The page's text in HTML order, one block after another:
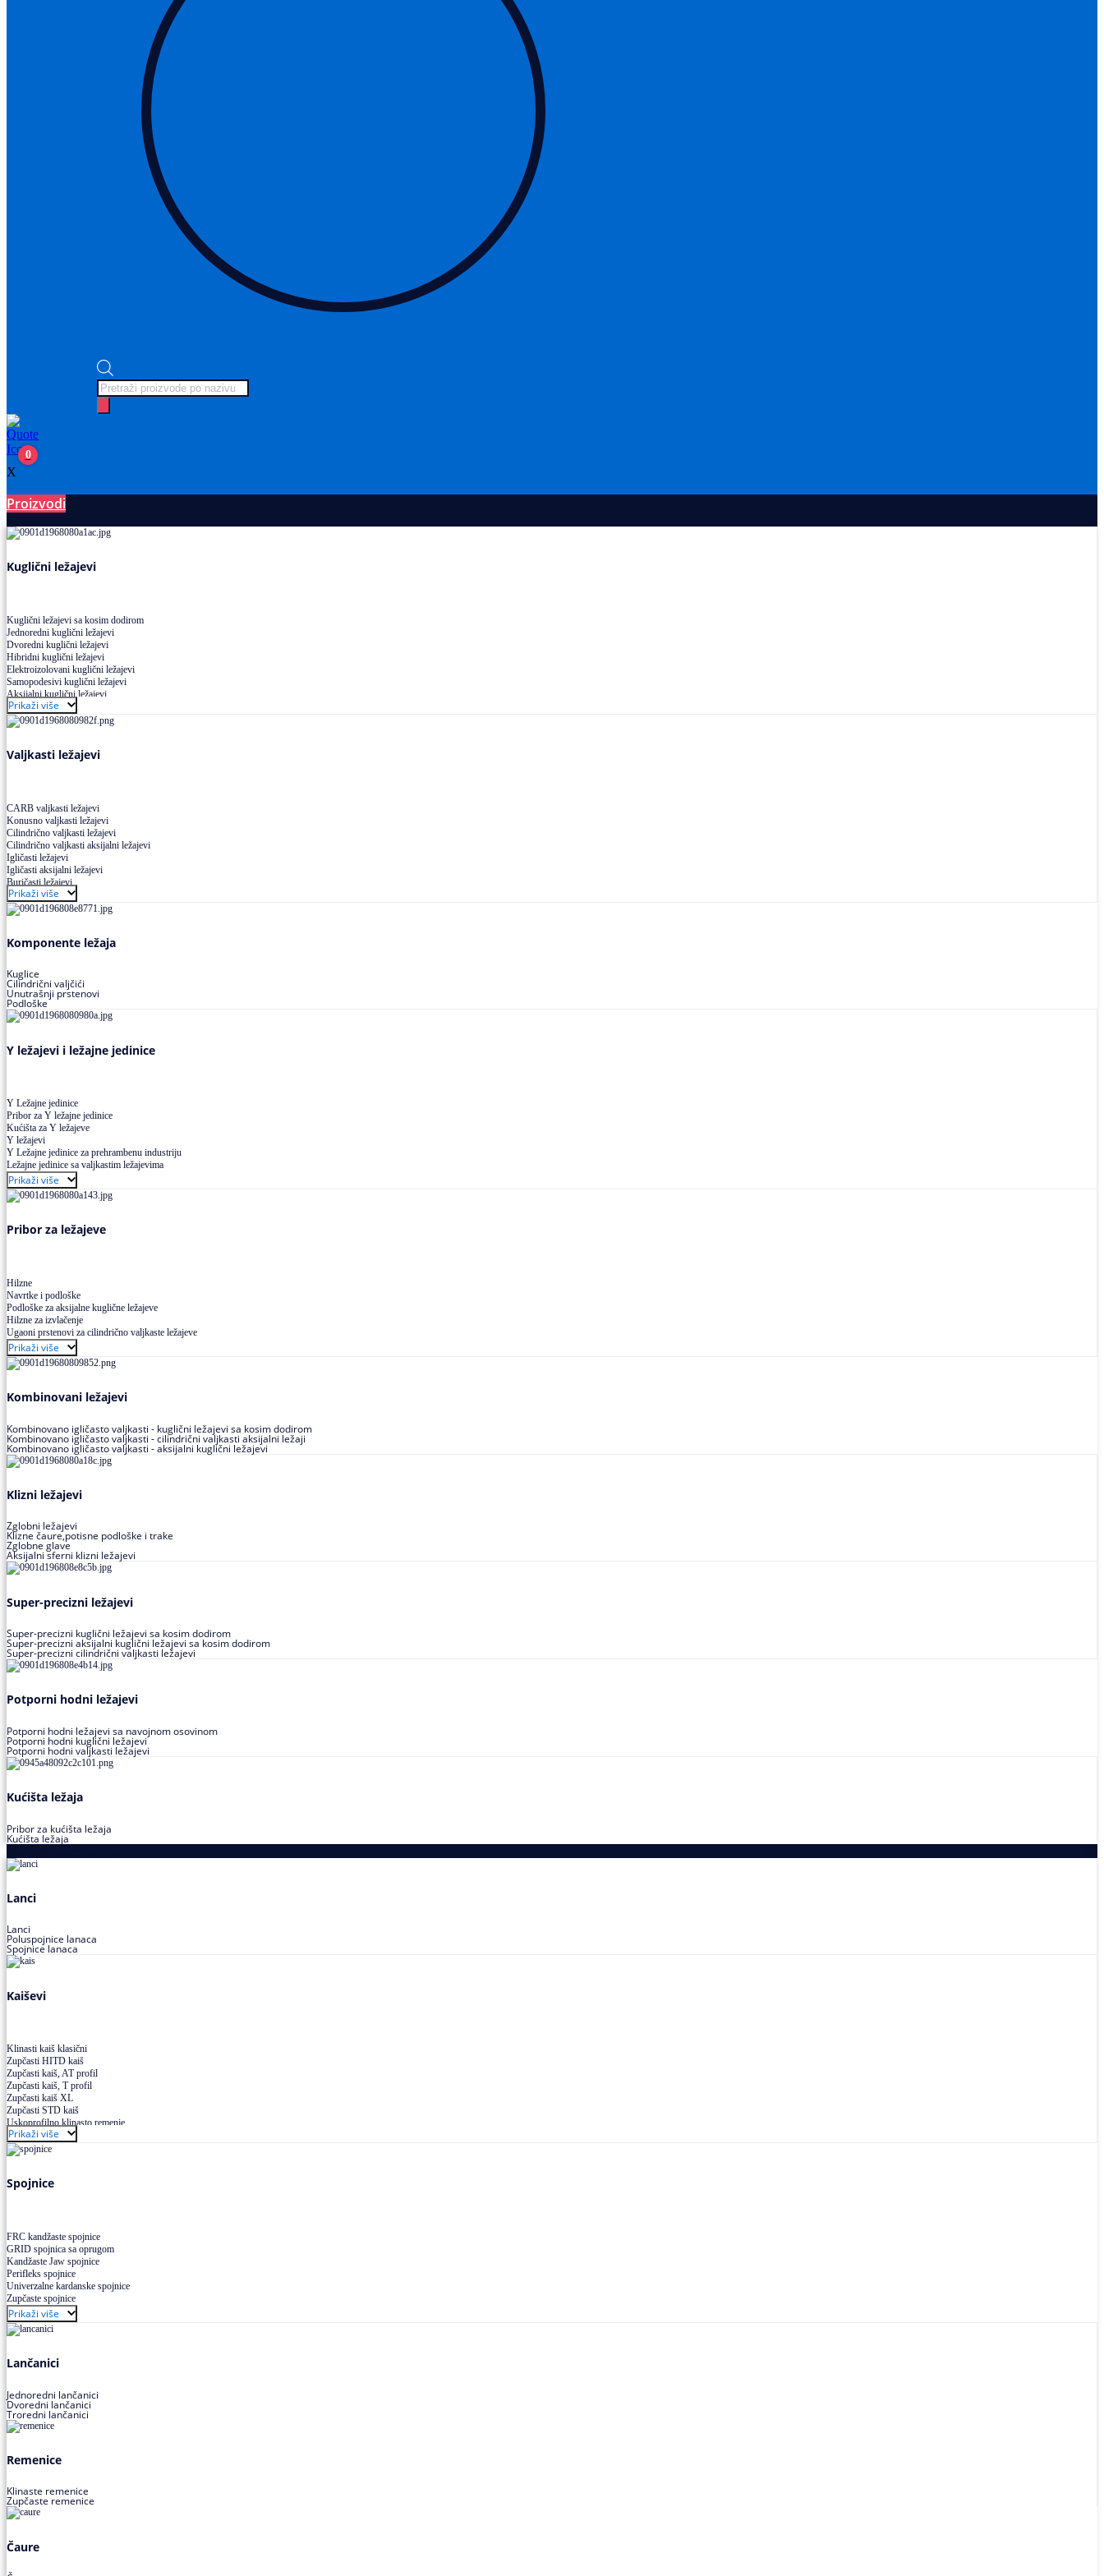
Products
search
0
X
Proizvodi
Kuglični ležajevi
Kuglični ležajevi sa kosim dodirom
Jednoredni kuglični ležajevi
Dvoredni kuglični ležajevi
Hibridni kuglični ležajevi
Elektroizolovani kuglični ležajevi
Samopodesivi kuglični ležajevi
Aksijalni kuglični ležajevi
Kuglični ležajevi od nerđajućeg čelika
Prikaži više
Valjkasti ležajevi
CARB valjkasti ležajevi
Konusno valjkasti ležajevi
Cilindrično valjkasti ležajevi
Cilindrično valjkasti aksijalni ležajevi
Igličasti ležajevi
Igličasti aksijalni ležajevi
Buričasti ležajevi
Buričasti zaptiveni ležajevi
Buričasti aksijalni ležajevi
Prikaži više
Komponente ležaja
Kuglice
Cilindrični valjčići
Unutrašnji prstenovi
Podloške
Y ležajevi i ležajne jedinice
Y Ležajne jedinice
Pribor za Y ležajne jedinice
Kućišta za Y ležajeve
Y ležajevi
Y Ležajne jedinice za prehrambenu industriju
Ležajne jedinice sa valjkastim ležajevima
Prikaži više
Pribor za ležajeve
Hilzne
Navrtke i podloške
Podloške za aksijalne kuglične ležajeve
Hilzne za izvlačenje
Ugaoni prstenovi za cilindrično valjkaste ležajeve
Prikaži više
Kombinovani ležajevi
Kombinovano igličasto valjkasti - kuglični ležajevi sa kosim dodirom
Kombinovano igličasto valjkasti - cilindrični valjkasti aksijalni ležaji
Kombinovano igličasto valjkasti - aksijalni kuglični ležajevi
Klizni ležajevi
Zglobni ležajevi
Klizne čaure,potisne podloške i trake
Zglobne glave
Aksijalni sferni klizni ležajevi
Super-precizni ležajevi
Super-precizni kuglični ležajevi sa kosim dodirom
Super-precizni aksijalni kuglični ležajevi sa kosim dodirom
Super-precizni cilindrični valjkasti ležajevi
Potporni hodni ležajevi
Potporni hodni ležajevi sa navojnom osovinom
Potporni hodni kuglični ležajevi
Potporni hodni valjkasti ležajevi
Kućišta ležaja
Pribor za kućišta ležaja
Kućišta ležaja
Lanci
Lanci
Poluspojnice lanaca
Spojnice lanaca
Kaiševi
Klinasti kaiš klasični
Zupčasti HITD kaiš
Zupčasti kaiš, AT profil
Zupčasti kaiš, T profil
Zupčasti kaiš XL
Zupčasti STD kaiš
Uskoprofilno klinasto remenje
Uskoprofilno klinasto remenje spojeno
Uskoprofilno klinasto remenje XP extra power
Višekanalno remenje PJ,PK
Prikaži više
Spojnice
FRC kandžaste spojnice
GRID spojnica sa oprugom
Kandžaste Jaw spojnice
Perifleks spojnice
Univerzalne kardanske spojnice
Zupčaste spojnice
Prikaži više
Lančanici
Jednoredni lančanici
Dvoredni lančanici
Troredni lančanici
Remenice
Klinaste remenice
Zupčaste remenice
Čaure